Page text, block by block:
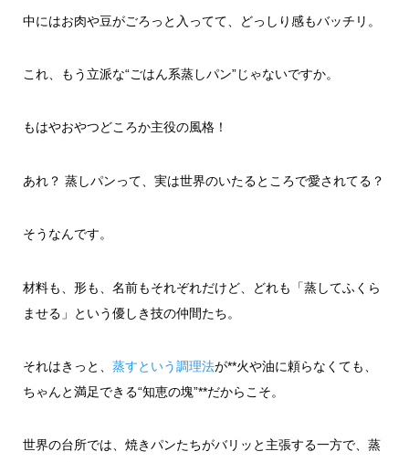
中にはお肉や豆がごろっと入ってて、どっしり感もバッチリ。
これ、もう立派な“ごはん系蒸しパン”じゃないですか。
もはやおやつどころか主役の風格！
あれ？ 蒸しパンって、実は世界のいたるところで愛されてる？
そうなんです。
材料も、形も、名前もそれぞれだけど、どれも「蒸してふくら
ませる」という優しき技の仲間たち。
それはきっと、 蒸すという調理法が**火や油に頼らなくても、
ちゃんと満足できる“知恵の塊”**だからこそ。
世界の台所では、焼きパンたちがバリッと主張する一方で、蒸